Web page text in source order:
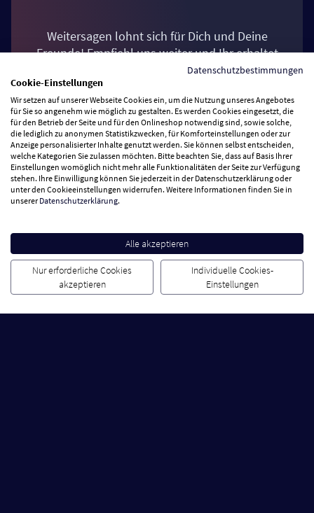
Weitersagen lohnt sich für Dich und Deine
Freunde! Empfiehl uns weiter und Ihr erhaltet
jeweils einen Einkaufsgutschein über 10 €*.
Jetzt Freunde werben
Mit der 123 App noch
näher dran!
Datenschutzbestimmungen
Cookie-Einstellungen
Wir setzen auf unserer Webseite Cookies ein, um die Nutzung unseres Angebotes
für Sie so angenehm wie möglich zu gestalten. Es werden Cookies eingesetzt, die
für den Betrieb der Seite und für den Onlineshop notwendig sind, sowie solche,
die lediglich zu anonymen Statistikzwecken, für Komforteinstellungen oder zur
Anzeige personalisierter Inhalte genutzt werden. Sie können selbst entscheiden,
welche Kategorien Sie zulassen möchten. Bitte beachten Sie, dass auf Basis Ihrer
Einstellungen womöglich nicht mehr alle Funktionalitäten der Seite zur Verfügung
stehen. Ihre Einwilligung können Sie jederzeit in der Datenschutzerklärung oder
unter den Cookieeinstellungen widerrufen. Weitere Informationen finden Sie in
unsererDatenschutzerklärung.
Alle akzeptieren
Nur erforderliche Cookies
akzeptieren
Individuelle Cookies-
Einstellungen